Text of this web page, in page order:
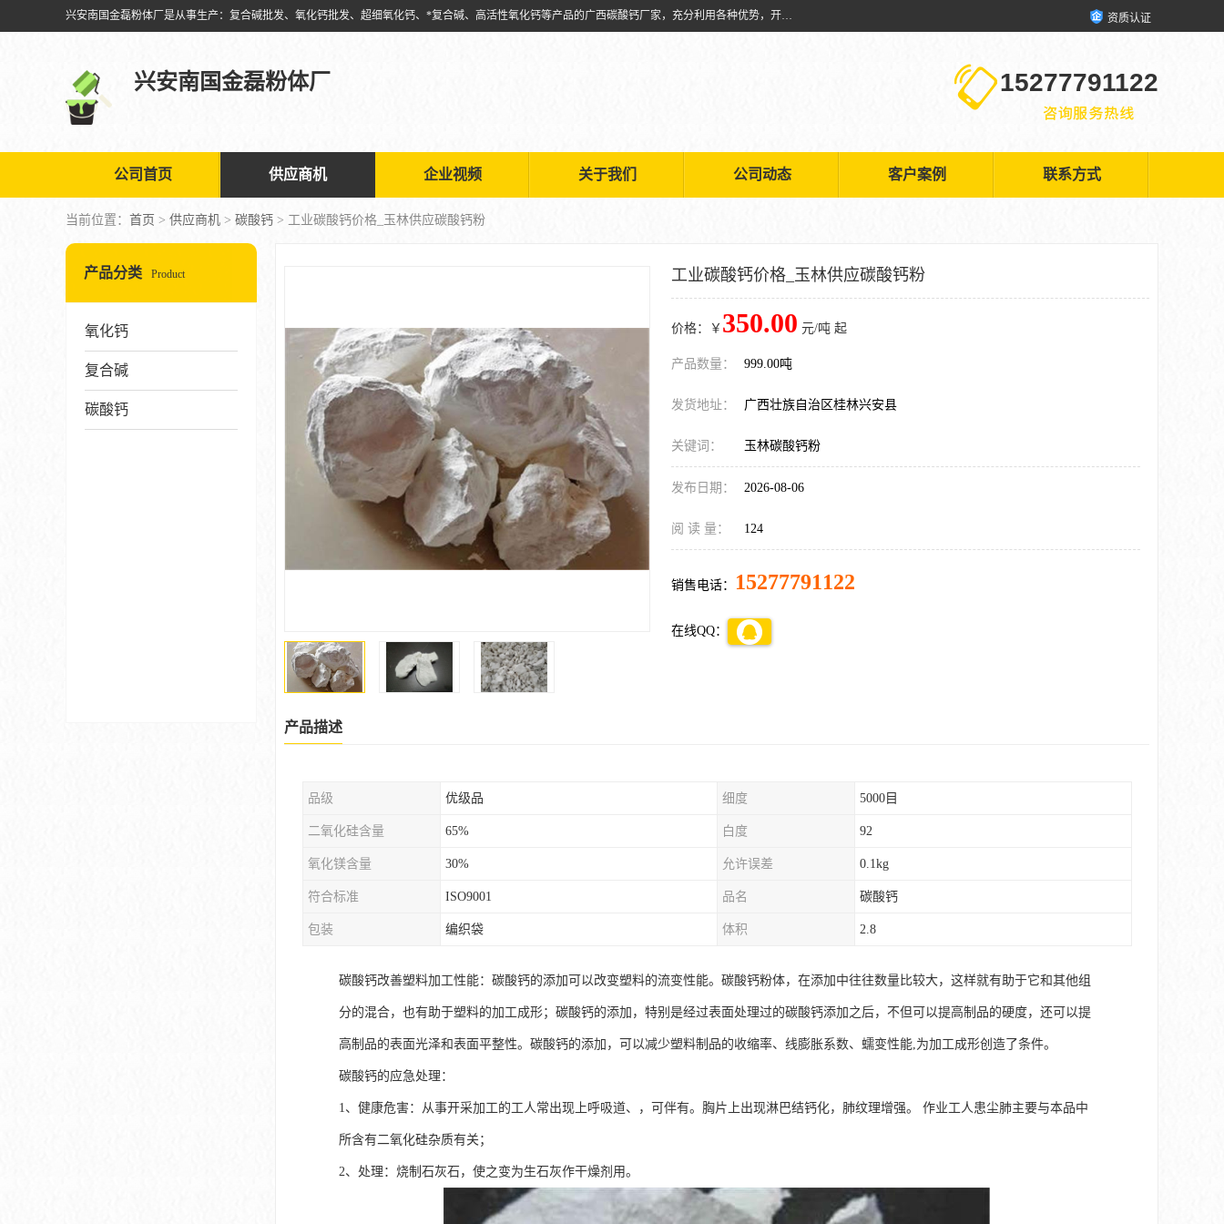
兴安南国金磊粉体厂是从事生产：复合碱批发、氧化钙批发、超细氧化钙、*复合碱、高活性氧化钙等产品的广西碳酸钙厂家，充分利用各种优势，开拓创新，逐步建立了现代企业管理体系，科学.规范的生产体系，严谨的产品质量控制体系，完备的产品质量检验体系。 资质认证
兴安南国金磊粉体厂 15277791122
公司首页 供应商机 企业视频 关于我们 公司动态 客户案例 联系方式
当前位置： 首页 > 供应商机 > 碳酸钙 > 工业碳酸钙价格_玉林供应碳酸钙粉
产品分类 Product
氧化钙
复合碱
碳酸钙
工业碳酸钙价格_玉林供应碳酸钙粉
价格：￥ 350.00 元/吨 起
产品数量： 999.00吨
发货地址： 广西壮族自治区桂林兴安县
关键词： 玉林碳酸钙粉
发布日期： 2026-08-06
阅 读 量： 124
销售电话： 15277791122
在线QQ：
产品描述
品级 优级品 细度 5000目
二氧化硅含量 65% 白度 92
氧化镁含量 30% 允许误差 0.1kg
符合标准 ISO9001 品名 碳酸钙
包装 编织袋 体积 2.8
碳酸钙改善塑料加工性能：碳酸钙的添加可以改变塑料的流变性能。碳酸钙粉体，在添加中往往数量比较大，这样就有助于它和其他组
分的混合，也有助于塑料的加工成形；碳酸钙的添加，特别是经过表面处理过的碳酸钙添加之后，不但可以提高制品的硬度，还可以提
高制品的表面光泽和表面平整性。碳酸钙的添加，可以减少塑料制品的收缩率、线膨胀系数、蠕变性能,为加工成形创造了条件。
碳酸钙的应急处理：
1、健康危害：从事开采加工的工人常出现上呼吸道、，可伴有。胸片上出现淋巴结钙化，肺纹理增强。 作业工人患尘肺主要与本品中
所含有二氧化硅杂质有关；
2、处理：烧制石灰石，使之变为生石灰作干燥剂用。